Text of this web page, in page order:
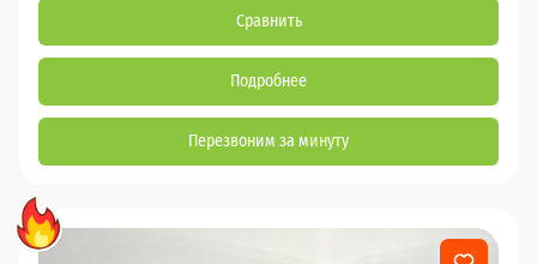
Сравнить
Подробнее
Перезвоним за минуту